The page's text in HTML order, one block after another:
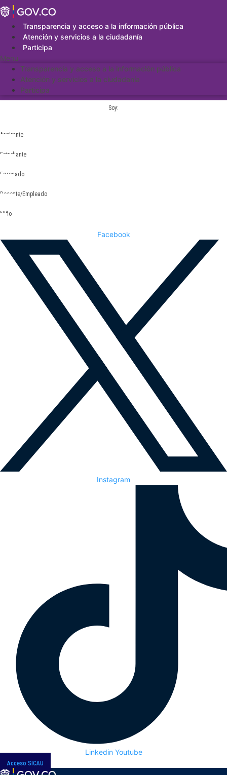
Saltar
al
contenidoTransparencia y acceso a la información pública
Atención y servicios a la ciudadanía
Participa
Menu
Transparencia y acceso a la información pública
Atención y servicios a la ciudadanía
Participa
Soy:
Aspirante
Estudiante
Egresado
Docente/Empleado
Niño
Facebook
Instagram
Linkedin Youtube
Acceso SICAU